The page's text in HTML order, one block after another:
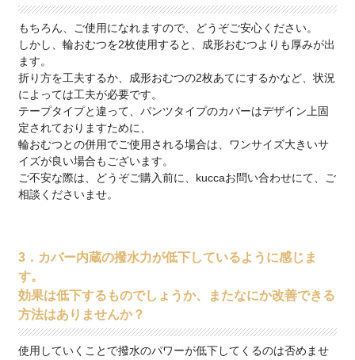
もちろん、ご使用になれますので、どうぞご安心ください。
しかし、輪おむつを2枚使用すると、成形おむつよりも厚みが出
ます。
折り方を工夫するか、成形おむつの2枚あてにするかなど、状況
によっては工夫が必要です。
テープタイプと違って、パンツタイプのカバーはデザイン上固
定されておりますために、
輪おむつとの併用でご使用される場合は、ワンサイズ大きいサ
イズが良い場合もございます。
ご不安な際は、どうぞご購入前に、kuccaお問い合わせにて、ご
相談くださいませ。
3．カバー内蔵の撥水力が低下しているように感じま
す。
効果は低下するものでしょうか、またなにか改善できる
方法はありませんか？
使用していくことで撥水のパワーが低下してくるのは否めませ